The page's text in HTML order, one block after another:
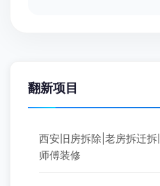
翻新项目
西安旧房拆除|老房拆迁
师傅装修